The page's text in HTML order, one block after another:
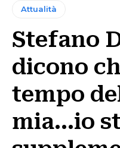
Attualità
Stefano
dicono
tempo
mia…io